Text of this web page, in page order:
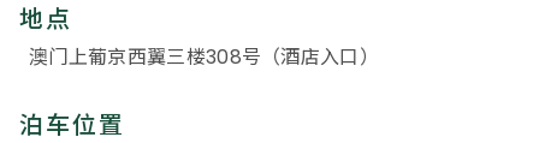
地点
澳门上葡京西翼三楼308号（酒店入口）
泊车位置